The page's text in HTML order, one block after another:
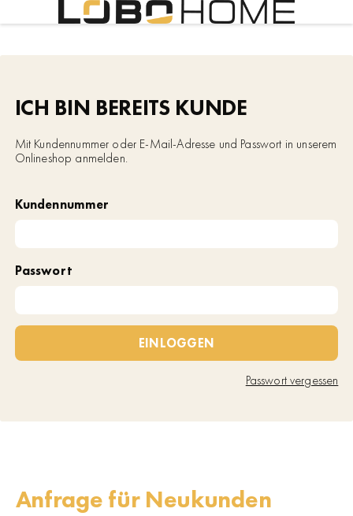
ICH BIN BEREITS KUNDE
Mit Kundennummer oder E-Mail-Adresse und Passwort in unserem
Onlineshop anmelden.
Kundennummer
Passwort
EINLOGGEN
Passwort vergessen
Anfrage für Neukunden